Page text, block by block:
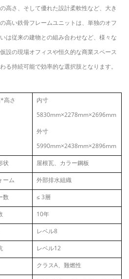
高さ、そして優れた設計柔軟性など、大き
高い鉄骨フレームユニットは、単独のオフ
は従来の建物との組み合わせなど、様々な
設の現場オフィスや恒久的な商業スペース
る持続可能で効率的な選択肢となります。
高さ
内寸
5830mm×2278mm×2696mm
外寸
5990mm×2438mm×2896mm
状 屋根瓦、カラー鋼板
ーム 外部排水組織
数 ≤3層
10年
レベル8
レベル12
クラスA、難燃性